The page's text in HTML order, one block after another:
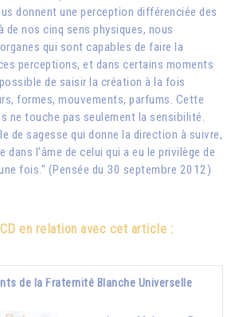
donnent une perception différenciée des
de nos cinq sens physiques, nous
qui sont capables de faire la
perceptions, et dans certains moments
de saisir la création à la fois
formes, mouvements, parfums. Cette
ne touche pas seulement la sensibilité.
de sagesse qui donne la direction à suivre,
l’âme de celui qui a eu le privilège de
fois." (Pensée du 30 septembre 2012)
en relation avec cet article :
de la Fraternité Blanche Universelle